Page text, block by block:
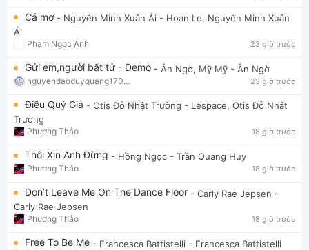
Cá mơ - Nguyễn Minh Xuân Ái - Hoan Le, Nguyễn Minh Xuân
Ái
Phạm Ngọc Ánh 23 giờ trước
Gửi em,người bất tử - Demo - Ân Ngờ, Mỹ Mỹ - Ân Ngờ
nguyendaoduyquang17021 23 giờ trước
Điều Quý Giá - Otis Đỗ Nhật Trường - Lespace, Otis Đỗ Nhật
Trường
Phương Thảo 18 giờ trước
Thôi Xin Anh Đừng - Hồng Ngọc - Trần Quang Huy
Phương Thảo 18 giờ trước
Don’t Leave Me On The Dance Floor - Carly Rae Jepsen -
Carly Rae Jepsen
Phương Thảo 18 giờ trước
Free To Be Me - Francesca Battistelli - Francesca Battistelli